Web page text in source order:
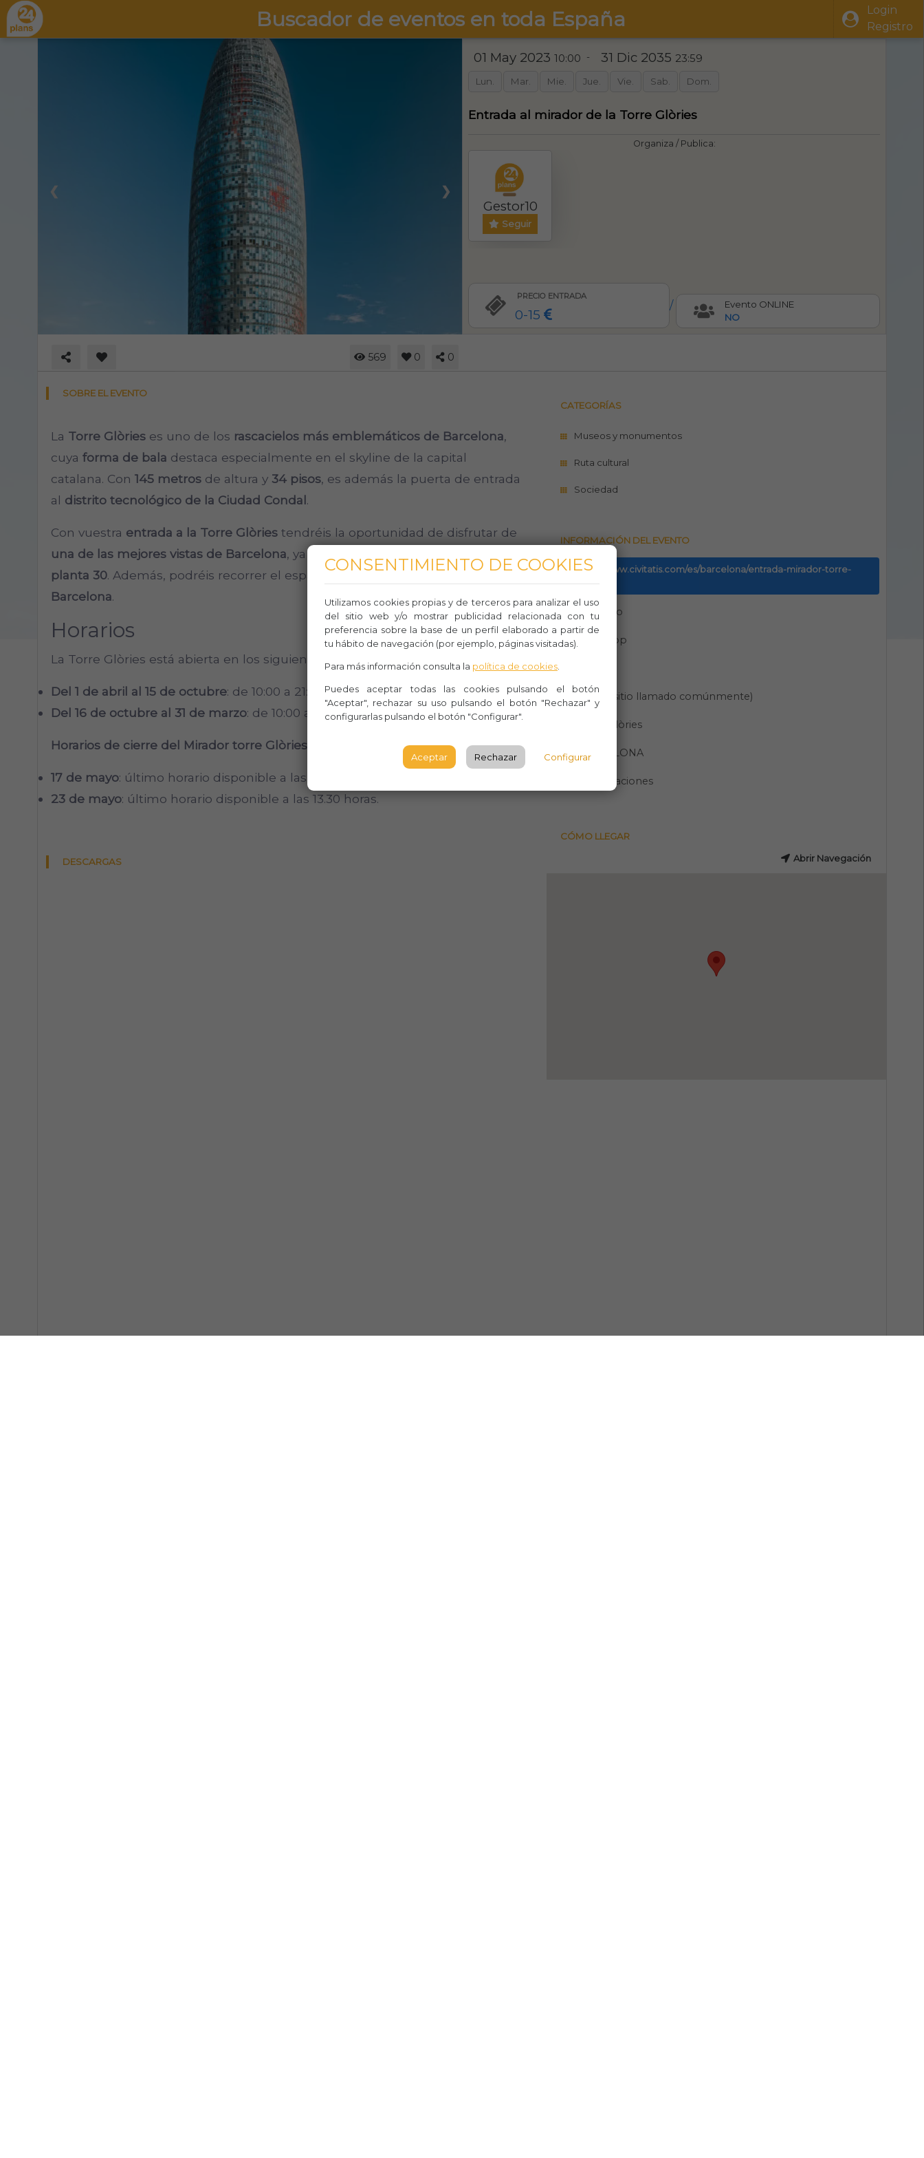
Buscador de eventos en toda España
Login
Registro
❮ ❯
01 May 2023 10:00 - 31 Dic 2035 23:59
Lun. Mar. Mie. Jue. Vie. Sab. Dom.
Entrada al mirador de la Torre Glòries
Organiza / Publica:
Gestor10
Seguir
PRECIO ENTRADA
0-15
/
Evento ONLINE
NO
569 0 0
SOBRE EL EVENTO
La Torre Glòries es uno de los rascacielos más emblemáticos de Barcelona,
cuya forma de bala destaca especialmente en el skyline de la capital
catalana. Con 145 metrosde altura y 34 pisos, es además la puerta de entrada
al distrito tecnológico de la Ciudad Condal .
Con vuestra entrada a la Torre Glòriestendréis la oportunidad de disfrutar de
una de las mejores vistas de Barcelona, ya que podréis acceder al
planta 30. Además, podréis recorrer el espacio expositivo Hipermirador
Barcelona.
Horarios
La Torre Glòries está abierta en los siguientes horarios:
Del 1 de abril al 15 de octubre: de 10:00 a 21:00 horas.
Del 16 de octubre al 31 de marzo: de 10:00 a 18:30 horas.
Horarios de cierre del Mirador torre Glòries por eventos privados:
17 de mayo: último horario disponible a las 14.00 horas.
23 de mayo: último horario disponible a las 13.30 horas.
DESCARGAS
CATEGORÍAS
Museos y monumentos
Ruta cultural
Sociedad
INFORMACIÓN DEL EVENTO
https://www.civitatis.com/es/barcelona/entrada-mirador-torre-
glories/
Teléfono
Whasapp
Lugar (sitio llamado comúnmente)
Torre Glòries
BARCELONA
Observaciones
CÓMO LLEGAR
Abrir Navegación
CONSENTIMIENTO DE COOKIES
Utilizamos cookies propias y de terceros para analizar el uso
del sitio web y/o mostrar publicidad relacionada con tu
preferencia sobre la base de un perfil elaborado a partir de
tu hábito de navegación (por ejemplo, páginas visitadas).
Para más información consulta la política de cookies
Puedes aceptar todas las cookies pulsando el botón
"Aceptar", rechazar su uso pulsando el botón "Rechazar" y
configurarlas pulsando el botón "Configurar".
Aceptar Rechazar Configurar